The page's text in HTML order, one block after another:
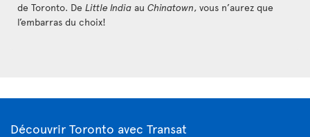
de Toronto. De Little India au Chinatown, vous n’aurez que
l’embarras du choix!
Découvrir Toronto avec Transat